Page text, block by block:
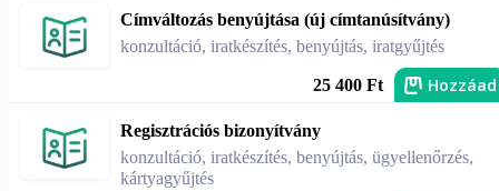
Címváltozás benyújtása (új címtanúsítvány)
konzultáció, iratkészítés, benyújtás, iratgyűjtés
25 400 Ft Hozzáad
Regisztrációs bizonyítvány
konzultáció, iratkészítés, benyújtás, ügyellenőrzés,
kártyagyűjtés